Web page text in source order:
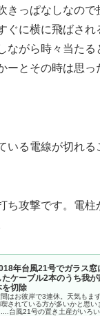
きっぱなしなので
ぐに横に飛ばさ
ながら時々当たる
ーとその時は思
いる電線が切れる
ち攻撃です。電柱
年台風21号でガラス窓
たケーブル2本のうち我
を切除
はお彼岸で3連休。天気もま
されている方が多いかと思い
....台風21号の置き土産がいろ